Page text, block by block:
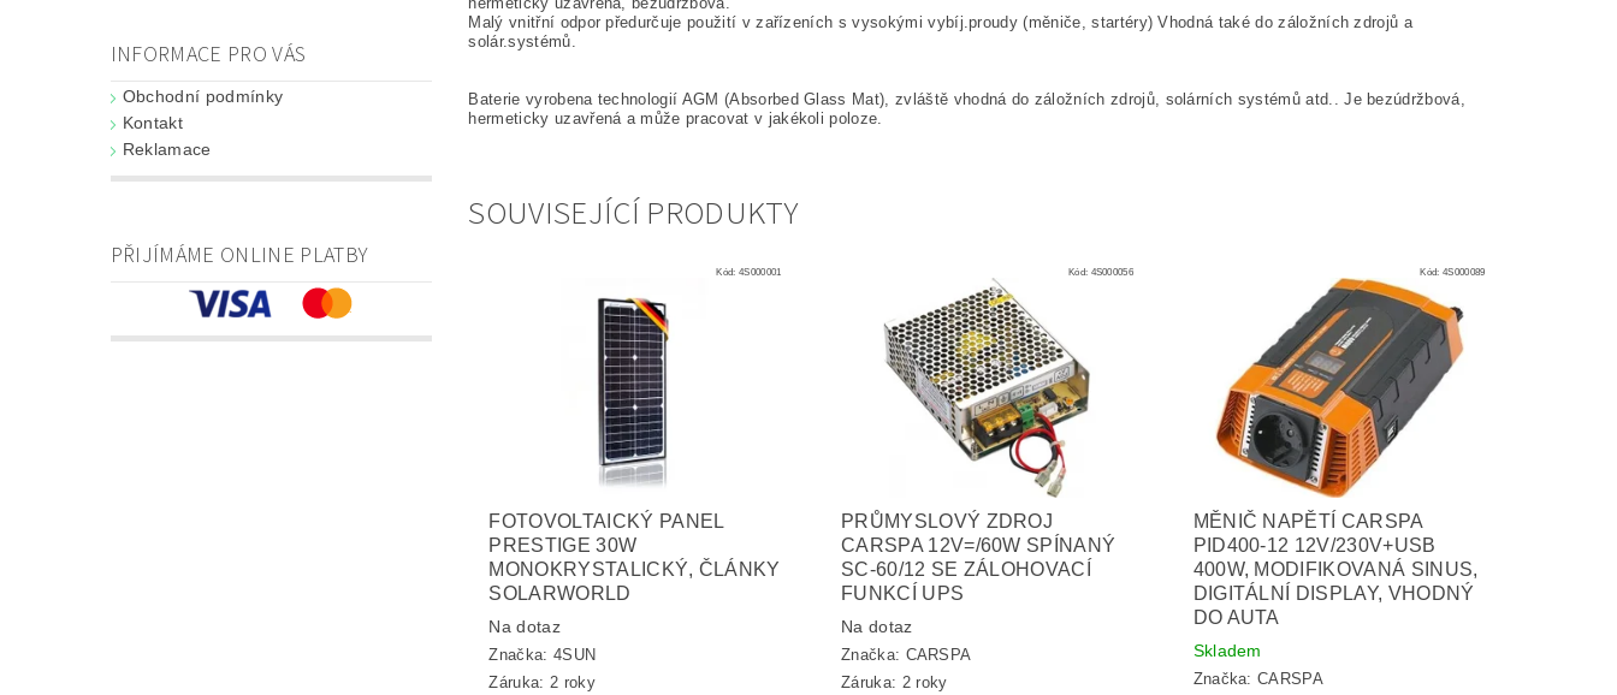
INFORMACE PRO VÁS
Obchodní podmínky
Kontakt
Reklamace
PŘIJÍMÁME ONLINE PLATBY
Malý vnitřní odpor předurčuje použití v zařízeních s vysokými vybíj.proudy (měniče, startéry) Vhod­ná také do záložních zdrojů a
solár.systémů.
Baterie vyrobena technologií AGM (Absorbed Glass Mat), zvláště vhodná do záložních zdrojů, solárních systémů atd.. Je bezúdržbová,
hermeticky uzavřená a může pracovat v jakékoli poloze.
SOUVISEJÍCÍ PRODUKTY
Kód: 4S000001
FOTOVOLTAICKÝ PANEL
PRESTIGE 30W
MONOKRYSTALICKÝ, ČLÁNKY
SOLARWORLD
Na dotaz
Značka: 4SUN
Záruka: 2 roky
Kód: 4S000056
PRŮMYSLOVÝ ZDROJ
CARSPA 12V=/60W SPÍNANÝ
SC-60/12 SE ZÁLOHOVACÍ
FUNKCÍ UPS
Na dotaz
Značka: CARSPA
Záruka: 2 roky
Kód:4S000089
MĚNIČ NAPĚTÍ CARSPA
PID400-12 12V/230V+USB
400W, MODIFIKOVANÁ SINUS,
DIGITÁLNÍ DISPLAY, VHODNÝ
DO AUTA
Skladem
Značka:CARSPA